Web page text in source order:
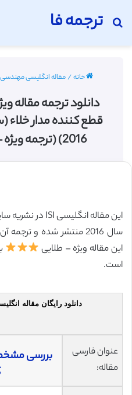
ترجمه فا
جستجو برای
خانه/مقاله انگلیسی مهندسی برق
دانلود ترجمه مقاله
قطع کننده مدار خلاء
2016) (ترجمه ویژه – طلایی
این مقاله ویژه – طلایی
است.
دانلود رایگان مقاله
عنوان فارسی
مقاله:
بررسی